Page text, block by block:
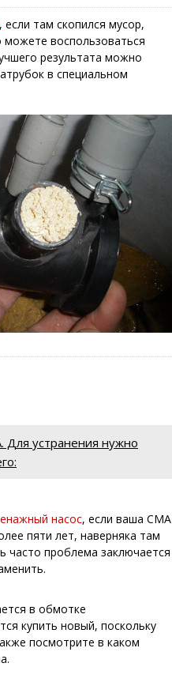
, если там скопился мусор,
можете воспользоваться
результата можно
в специальном
Для устранения нужно
насос, если ваша СМА
пяти лет, наверняка там
часто проблема заключается
в обмотке
купить новый, поскольку
посмотрите в каком